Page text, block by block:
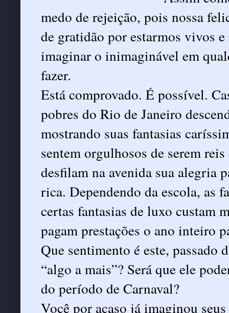
medo de rejeição, pois nossa
de gratidão por estarmos vivos
imaginar o inimaginável em
fazer.
Está comprovado. É possível.
pobres do Rio de Janeiro
mostrando suas fantasias
sentem orgulhosos de serem
desfilam na avenida sua alegria
rica. Dependendo da escola, as
certas fantasias de luxo custam
pagam prestações o ano inteiro
Que sentimento é este, passado
“algo a mais”? Será que ele
do período de Carnaval?
Você por acaso já imaginou